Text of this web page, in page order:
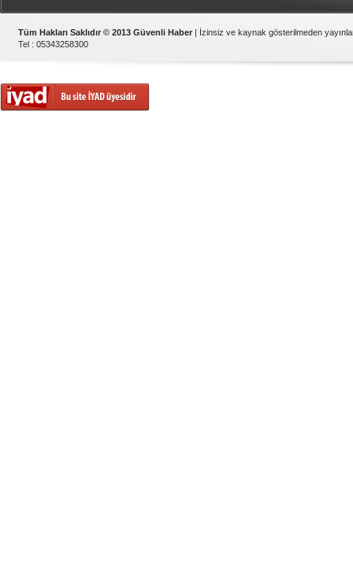
Tüm Hakları Saklıdır © 2013 Güvenli Haber | İzinsiz ve kaynak gösterilmeden
Tel : 05343258300